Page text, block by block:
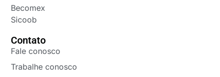
Becomex
Sicoob
Contato
Fale conosco
Trabalhe conosco